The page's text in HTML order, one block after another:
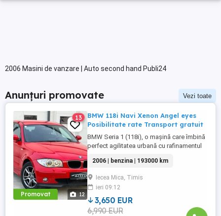
2006 Masini de vanzare | Auto second hand Publi24
Anunțuri promovate Vezi toate
Promovat 12
13
BMW 118i Navi Xenon Angel eyes
Posibilitate rate Transport gratuit
BMW Seria 1 (118i), o mașină care îmbină
perfect agilitatea urbană cu rafinamentul
stare estetică excelentă, cu o culoare
roșie vibrantă și un interior foarte bine
întreținut. -Detalii Tehnice: -Model: BMW
118i -An fabricație: 2006 -Kilometraj:
193.000 km -Motorizare: ...
2006 | benzina | 193000 km
Iecea Mica, Timis
ieri 09:12
3,650 EUR
6,990 EUR